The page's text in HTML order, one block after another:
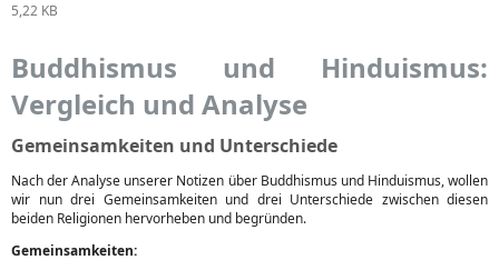
5,22 KB
Buddhismus und Hinduismus:
Vergleich und Analyse
Gemeinsamkeiten und Unterschiede
Nach der Analyse unserer Notizen über Buddhismus und Hinduismus, wollen
wir nun drei Gemeinsamkeiten und drei Unterschiede zwischen diesen
beiden Religionen hervorheben und begründen.
Gemeinsamkeiten: